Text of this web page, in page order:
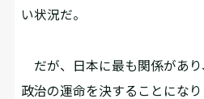
い状況だ。
だが、日本に最も関係があ
政治の運命を決することにな